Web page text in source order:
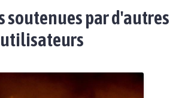
soutenues par d'autres
utilisateurs